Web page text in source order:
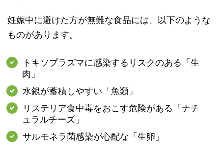
妊娠中に避けた方が無難な食品には、以下のような
ものがあります。
トキソプラズマに感染するリスクのある「生
肉」
水銀が蓄積しやすい「魚類」
リステリア食中毒をおこす危険がある「ナチ
ュラルチーズ」
サルモネラ菌感染が心配な「生卵」